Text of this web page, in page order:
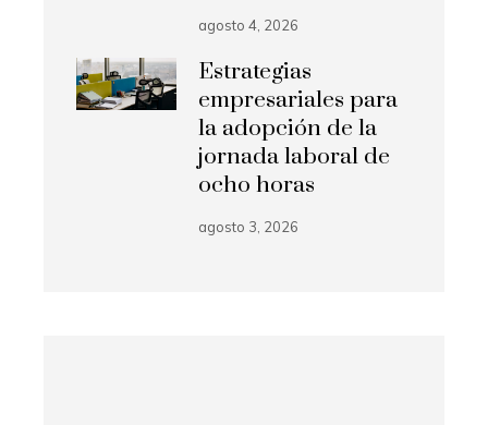
agosto 4, 2026
Estrategias
empresariales para
la adopción de la
jornada laboral de
ocho horas
agosto 3, 2026